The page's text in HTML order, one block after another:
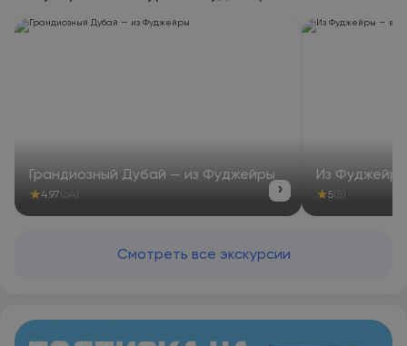
Грандиозный Дубай — из Фуджейры
★4.97 (64) ›
Из
★5 (5)
Смотреть все экскурсии